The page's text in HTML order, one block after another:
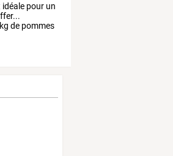
idéale pour un
kg de pommes